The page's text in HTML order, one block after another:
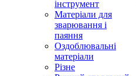
інструмент
Матеріали для
зварювання і
паяння
Оздоблювальні
матеріали
Різне